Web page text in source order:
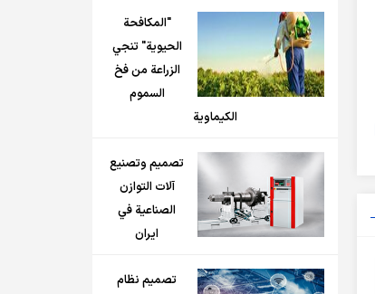
"المكافحة
الحيوية" تنجي
الزراعة من فخ
السموم
الكيماوية
تصميم وتصنيع
آلات التوازن
الصناعية في
ايران
تصميم نظام